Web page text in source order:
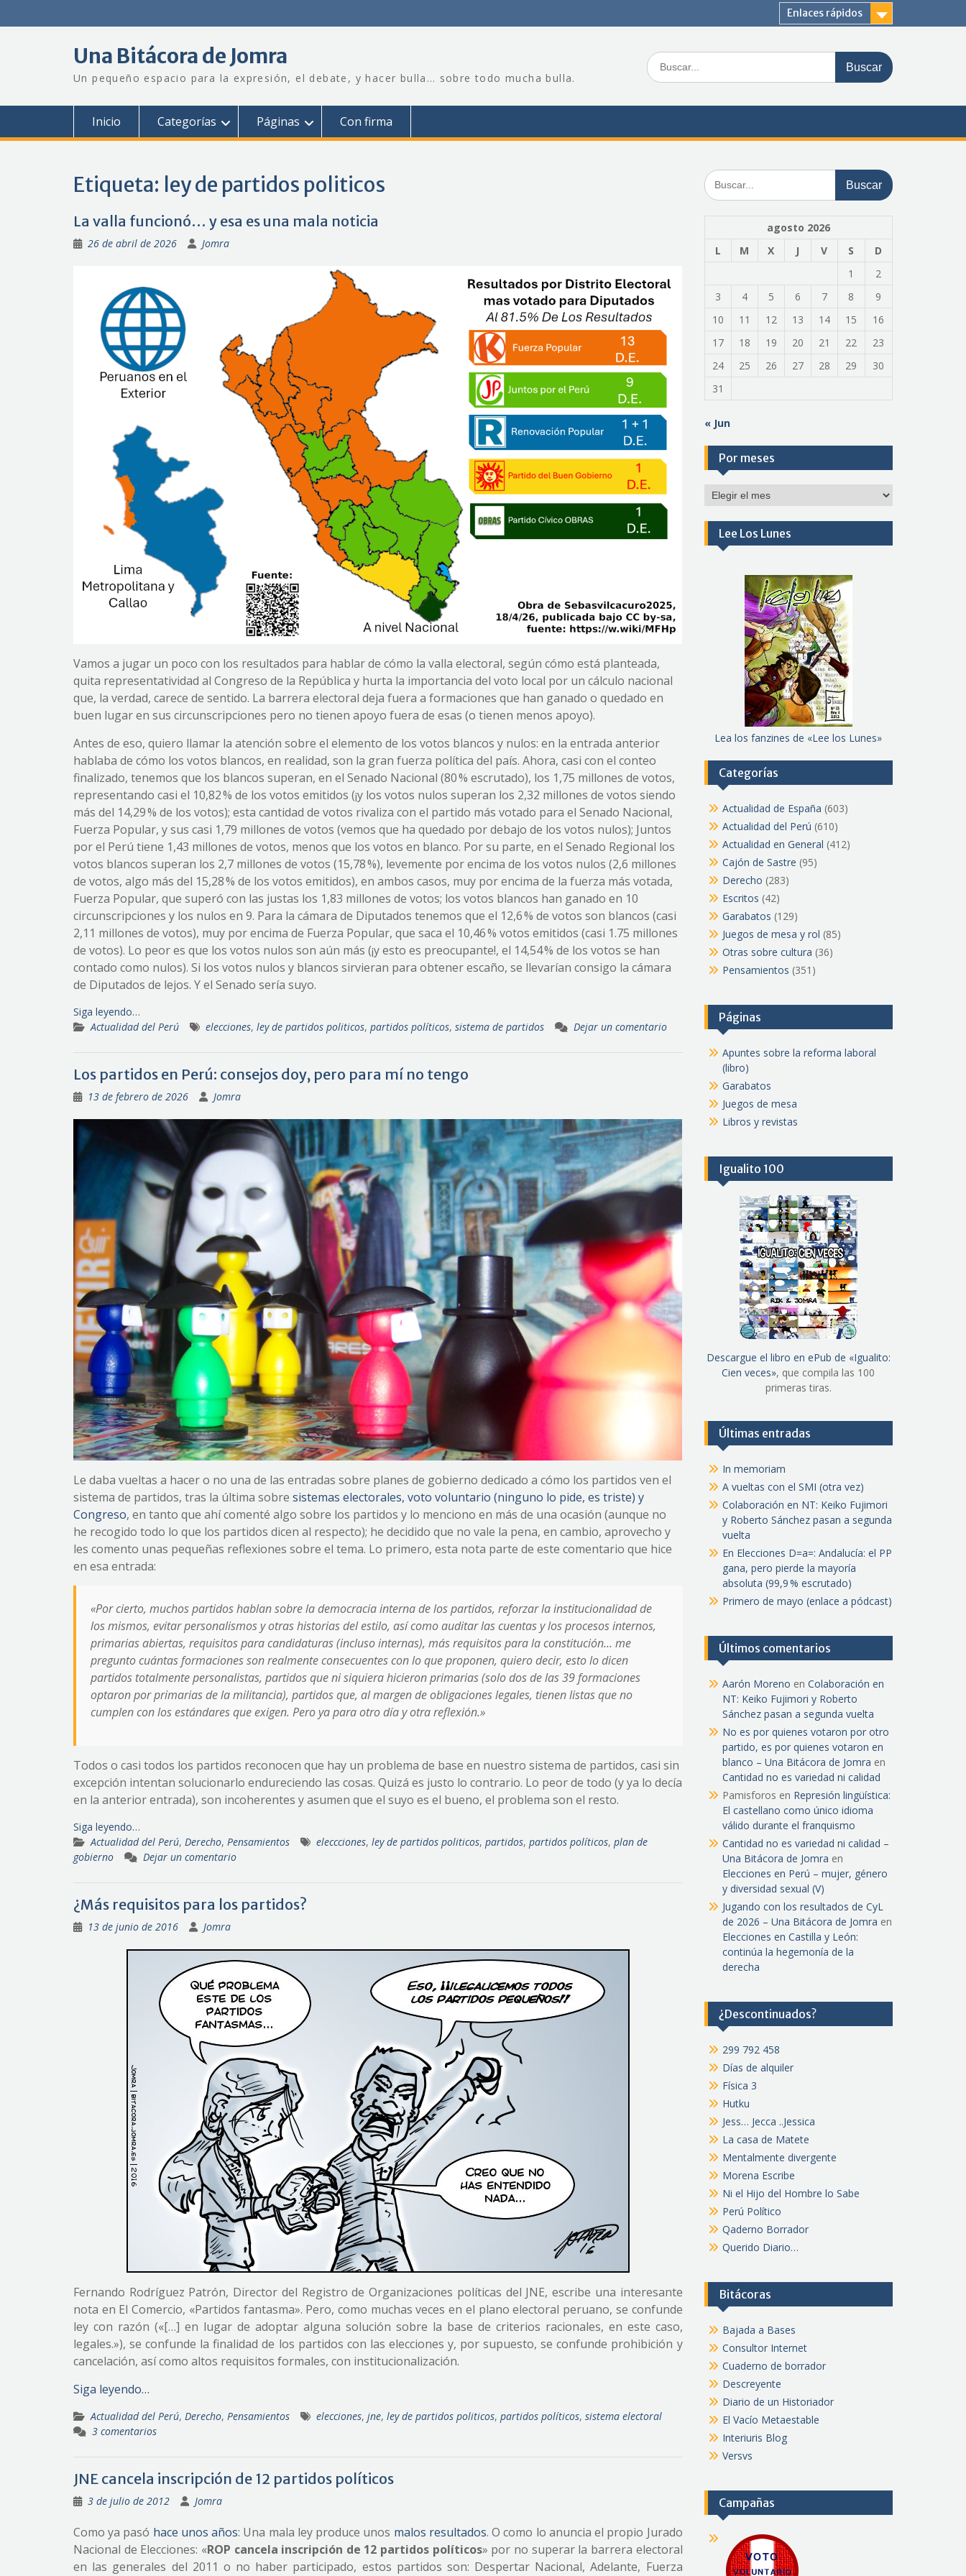
Enlaces rápidos
Una Bitácora de Jomra
Un pequeño espacio para la expresión, el debate, y hacer bulla… sobre todo mucha bulla.
Buscar:
Inicio Categorías Páginas Con firma
Etiqueta: ley de partidos politicos
La valla funcionó… y esa es una mala noticia
26 de abril de 2026 Jomra
Vamos a jugar un poco con los resultados para hablar de cómo la valla electoral, según cómo está planteada,
quita representatividad al Congreso de la República y hurta la importancia del voto local por un cálculo nacional
que, la verdad, carece de sentido. La barrera electoral deja fuera a formaciones que han ganado o quedado en
buen lugar en sus circunscripciones pero no tienen apoyo fuera de esas (o tienen menos apoyo).
Antes de eso, quiero llamar la atención sobre el elemento de los votos blancos y nulos: en la entrada anterior
hablaba de cómo los votos blancos, en realidad, son la gran fuerza política del país. Ahora, casi con el conteo
finalizado, tenemos que los blancos superan, en el Senado Nacional (80 % escrutado), los 1,75 millones de votos,
representando casi el 10,82 % de los votos emitidos (¡y los votos nulos superan los 2,32 millones de votos siendo
más del 14,29 % de los votos); esta cantidad de votos rivaliza con el partido más votado para el Senado Nacional,
Fuerza Popular, y sus casi 1,79 millones de votos (vemos que ha quedado por debajo de los votos nulos); Juntos
por el Perú tiene 1,43 millones de votos, menos que los votos en blanco. Por su parte, en el Senado Regional los
votos blancos superan los 2,7 millones de votos (15,78 %), levemente por encima de los votos nulos (2,6 millones
de votos, algo más del 15,28 % de los votos emitidos), en ambos casos, muy por encima de la fuerza más votada,
Fuerza Popular, que superó con las justas los 1,83 millones de votos; los votos blancos han ganado en 10
circunscripciones y los nulos en 9. Para la cámara de Diputados tenemos que el 12,6 % de votos son blancos (casi
2,11 millones de votos), muy por encima de Fuerza Popular, que saca el 10,46 % votos emitidos (casi 1.75 millones
de votos). Lo peor es que los votos nulos son aún más (¡y esto es preocupante!, el 14,54 % de los votos se han
contado como nulos). Si los votos nulos y blancos sirvieran para obtener escaño, se llevarían consigo la cámara
de Diputados de lejos. Y el Senado sería suyo.
Siga leyendo…
Actualidad del Perú
elecciones, ley de partidos politicos, partidos políticos, sistema de partidos Dejar un comentario
Los partidos en Perú: consejos doy, pero para mí no tengo
13 de febrero de 2026 Jomra
Le daba vueltas a hacer o no una de las entradas sobre planes de gobierno dedicado a cómo los partidos ven el
sistema de partidos, tras la última sobre sistemas electorales, voto voluntario (ninguno lo pide, es triste) y
Congreso, en tanto que ahí comenté algo sobre los partidos y lo menciono en más de una ocasión (aunque no
he recogido todo lo que los partidos dicen al respecto); he decidido que no vale la pena, en cambio, aprovecho y
les comento unas pequeñas reflexiones sobre el tema. Lo primero, esta nota parte de este comentario que hice
en esa entrada:
«Por cierto, muchos partidos hablan sobre la democracia interna de los partidos, reforzar la institucionalidad de
los mismos, evitar personalismos y otras historias del estilo, así como auditar las cuentas y los procesos internos,
primarias abiertas, requisitos para candidaturas (incluso internas), más requisitos para la constitución… me
pregunto cuántas formaciones son realmente consecuentes con lo que proponen, quiero decir, esto lo dicen
partidos totalmente personalistas, partidos que ni siquiera hicieron primarias (solo dos de las 39 formaciones
optaron por primarias de la militancia), partidos que, al margen de obligaciones legales, tienen listas que no
cumplen con los estándares que exigen. Pero ya para otro día y otra reflexión.»
Todos o casi todos los partidos reconocen que hay un problema de base en nuestro sistema de partidos, casi sin
excepción intentan solucionarlo endureciendo las cosas. Quizá es justo lo contrario. Lo peor de todo (y ya lo decía
en la anterior entrada), son incoherentes y asumen que el suyo es el bueno, el problema son el resto.
Siga leyendo…
Actualidad del Perú, Derecho, Pensamientos eleccciones, ley de partidos politicos, partidos, partidos políticos, plan de
gobierno
Dejar un comentario
¿Más requisitos para los partidos?
13 de junio de 2016 Jomra
Fernando Rodríguez Patrón, Director del Registro de Organizaciones políticas del JNE, escribe una interesante
nota en El Comercio, «Partidos fantasma». Pero, como muchas veces en el plano electoral peruano, se confunde
ley con razón («[…] en lugar de adoptar alguna solución sobre la base de criterios racionales, en este caso,
legales.»), se confunde la finalidad de los partidos con las elecciones y, por supuesto, se confunde prohibición y
cancelación, así como altos requisitos formales, con institucionalización.
Siga leyendo…
Actualidad del Perú, Derecho, Pensamientos elecciones, jne, ley de partidos politicos, partidos políticos, sistema electoral
3 comentarios
JNE cancela inscripción de 12 partidos políticos
3 de julio de 2012 Jomra
Como ya pasó hace unos años: Una mala ley produce unos malos resultados. O como lo anuncia el propio Jurado
Nacional de Elecciones: «ROP cancela inscripción de 12 partidos políticos» por no superar la barrera electoral
en las generales del 2011 o no haber participado, estos partidos son: Despertar Nacional, Adelante, Fuerza
Buscar:
agosto 2026
L
M X J V S
D
1
2
3
4 5 6 7 8
9
10
11 12 13 14 15
16
17
18 19 20 21 22
23
24
25 26 27 28 29
30
31
« Jun
Por meses
Por
Lee Los Lunes
Lea los fanzines de «Lee los Lunes»
Categorías
Actualidad de España (603)
Actualidad del Perú (610)
Actualidad en General (412)
Cajón de Sastre (95)
Derecho (283)
Escritos (42)
Garabatos (129)
Juegos de mesa y rol (85)
Otras sobre cultura (36)
Pensamientos (351)
Páginas
Apuntes sobre la reforma laboral
(libro)
Garabatos
Juegos de mesa
Libros y revistas
Igualito 100
Descargue el libro en ePub de «Igualito:
Cien veces», que compila las 100
primeras tiras.
Últimas entradas
In memoriam
A vueltas con el SMI (otra vez)
Colaboración en NT: Keiko Fujimori
y Roberto Sánchez pasan a segunda
vuelta
En Elecciones D=a=: Andalucía: el PP
gana, pero pierde la mayoría
absoluta (99,9 % escrutado)
Primero de mayo (enlace a pódcast)
Últimos comentarios
Aarón Moreno en Colaboración en
NT: Keiko Fujimori y Roberto
Sánchez pasan a segunda vuelta
No es por quienes votaron por otro
partido, es por quienes votaron en
blanco – Una Bitácora de Jomra en
Cantidad no es variedad ni calidad
Pamisforos en Represión lingüística:
El castellano como único idioma
válido durante el franquismo
Cantidad no es variedad ni calidad –
Una Bitácora de Jomra en
Elecciones en Perú – mujer, género
y diversidad sexual (V)
Jugando con los resultados de CyL
de 2026 – Una Bitácora de Jomra en
Elecciones en Castilla y León:
continúa la hegemonía de la
derecha
¿Descontinuados?
299 792 458
Días de alquiler
Física 3
Hutku
Jess… Jecca ..Jessica
La casa de Matete
Mentalmente divergente
Morena Escribe
Ni el Hijo del Hombre lo Sabe
Perú Político
Qaderno Borrador
Querido Diario…
Bitácoras
Bajada a Bases
Consultor Internet
Cuaderno de borrador
Descreyente
Diario de un Historiador
El Vacío Metaestable
Interiuris Blog
Versvs
Campañas